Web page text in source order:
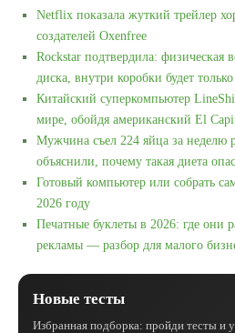
Netflix показала жуткий трейлер
создателей Oxenfree
Rockstar подтвердила: физическая
диска, внутри коробки будет
Китайский суперкомпьютер
мире, обойдя американский El
Мужчина съел 224 яйца за неделю
объяснили, почему такая диета
Готовый компьютер или собрать
2026 году
Печатные буклеты в 2026: где они
рекламы — разбор для малого
Новые тесты
Избранная подборка: пройди тесты и